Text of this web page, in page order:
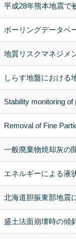
平成28年熊本地震で
ボーリングデータベ
地質リスクマネジメ
しらす地盤における
Stability monitoring
Removal of Fine
一般廃棄物焼却灰の
エネルギーによる液
北海道胆振東部地震
盛土法面崩壊時の傾